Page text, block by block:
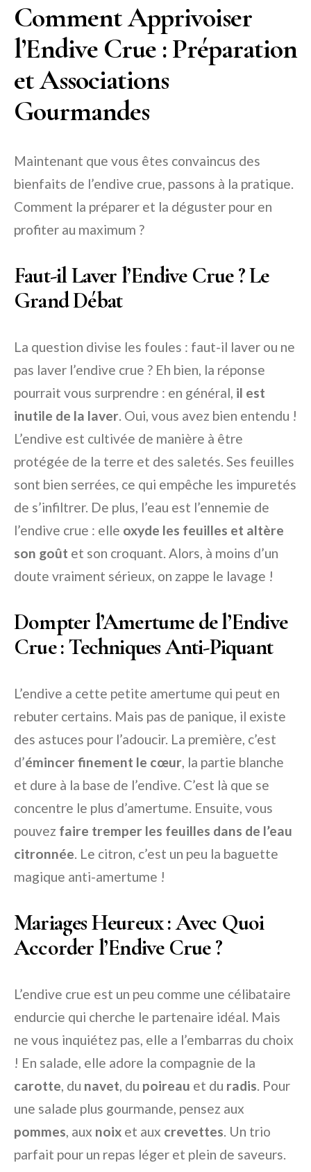
Comment Apprivoiser
l’Endive Crue : Préparation
et Associations
Gourmandes
Maintenant que vous êtes convaincus des
bienfaits de l’endive crue, passons à la pratique.
Comment la préparer et la déguster pour en
profiter au maximum ?
Faut-il Laver l’Endive Crue ? Le
Grand Débat
La question divise les foules : faut-il laver ou ne
pas laver l’endive crue ? Eh bien, la réponse
pourrait vous surprendre : en général, il est
inutile de la laver. Oui, vous avez bien entendu !
L’endive est cultivée de manière à être
protégée de la terre et des saletés. Ses feuilles
sont bien serrées, ce qui empêche les impuretés
de s’infiltrer. De plus, l’eau est l’ennemie de
l’endive crue : elle oxyde les feuilles et altère
son goût et son croquant. Alors, à moins d’un
doute vraiment sérieux, on zappe le lavage !
Dompter l’Amertume de l’Endive
Crue : Techniques Anti-Piquant
L’endive a cette petite amertume qui peut en
rebuter certains. Mais pas de panique, il existe
des astuces pour l’adoucir. La première, c’est
d’émincer finement le cœur, la partie blanche
et dure à la base de l’endive. C’est là que se
concentre le plus d’amertume. Ensuite, vous
pouvez faire tremper les feuilles dans de l’eau
citronnée. Le citron, c’est un peu la baguette
magique anti-amertume !
Mariages Heureux : Avec Quoi
Accorder l’Endive Crue ?
L’endive crue est un peu comme une célibataire
endurcie qui cherche le partenaire idéal. Mais
ne vous inquiétez pas, elle a l’embarras du choix
! En salade, elle adore la compagnie de la
carotte, du navet, du poireau et du radis. Pour
une salade plus gourmande, pensez aux
pommes, aux noix et aux crevettes. Un trio
parfait pour un repas léger et plein de saveurs.